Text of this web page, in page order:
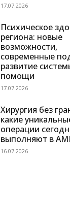
17.07.2026
Психическое
региона: новые
возможности,
современные
развитие
помощи
17.07.2026
Хирургия без
какие
операции
выполняют в
16.07.2026